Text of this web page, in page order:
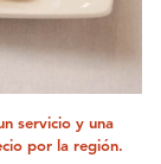
servicio y una
por la región.